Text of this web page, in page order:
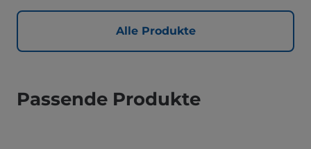
Alle Produkte
Passende Produkte